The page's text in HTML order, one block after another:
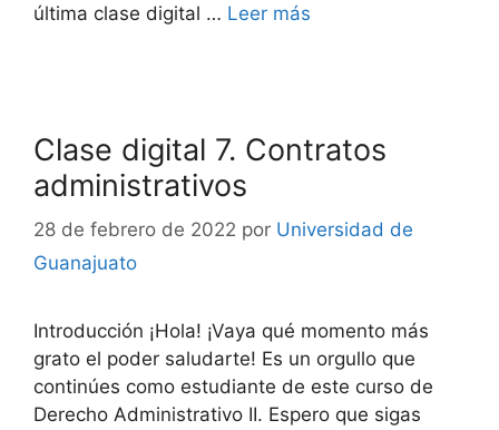
última clase digital … Leer más
Clase digital 7. Contratos
administrativos
28 de febrero de 2022 por Universidad de
Guanajuato
Introducción ¡Hola! ¡Vaya qué momento más
grato el poder saludarte! Es un orgullo que
continúes como estudiante de este curso de
Derecho Administrativo II. Espero que sigas